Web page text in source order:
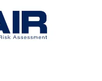
safety and control.